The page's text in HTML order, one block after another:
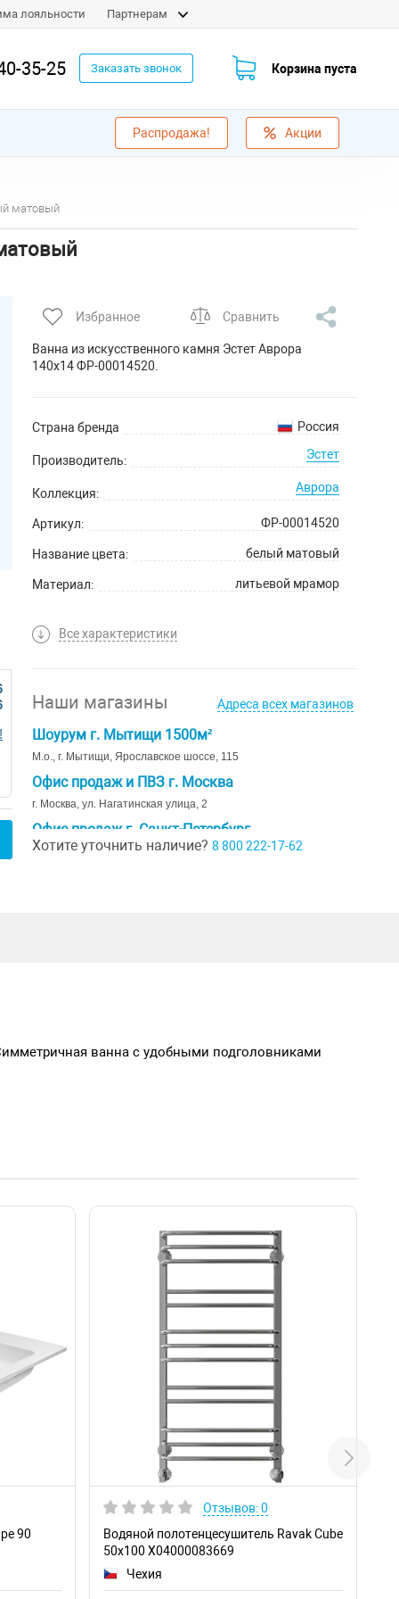
лояльности Партнерам
35-25 Заказать звонок Корзина пуста
Распродажа! Акции
матовый
Избранное Сравнить
Ванна из искусственного камня Эстет Аврора
140х14 ФР-00014520.
Страна бренда Россия
Производитель: Эстет
Коллекция: Аврора
Артикул: ФР-00014520
Название цвета: белый матовый
Материал: литьевой мрамор
Все характеристики
Наши магазины Адреса всех магазинов
Шоурум г. Мытищи 1500м²
М.о., г. Мытищи, Ярославское шоссе, 115
Офис продаж и ПВЗ г. Москва
г. Москва, ул. Нагатинская улица, 2
Офис продаж г. Санкт-Петербург
г. Санкт-Петербург, ул. Ивана Черных д. 29
Хотите уточнить наличие? 8 800 222-17-62
ванна с удобными подголовниками
90
Отзывов: 0
Водяной полотенцесушитель Ravak Cube
50х100 X04000083669
Чехия